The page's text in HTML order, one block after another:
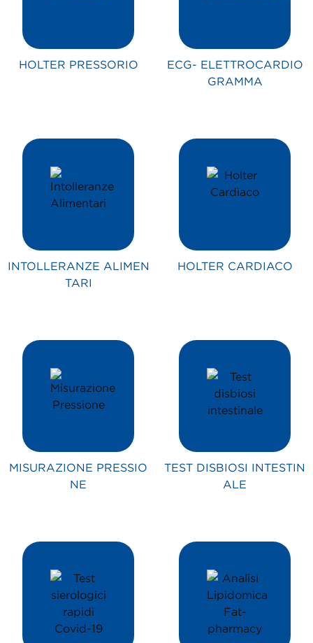
HOLTER PRESSORIO
ECG- ELETTROCARDIO
GRAMMA
INTOLLERANZE ALIMEN
TARI
HOLTER CARDIACO
MISURAZIONE PRESSIO
NE
TEST DISBIOSI INTESTIN
ALE